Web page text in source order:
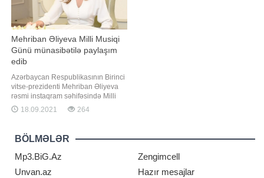
Mehriban Əliyeva Milli Musiqi
Günü münasibətilə paylaşım
edib
Azərbaycan Respublikasının Birinci
vitse-prezidenti Mehriban Əliyeva
rəsmi instaqram səhifəsində Milli
Musiqi Günü ilə bağlı paylaşım
edib. "Report" xəbər verir ki,
Milli Musiqi Günüdür. Bu gün
doğum günlərini qeyd etdiyimiz
görkəmli Azərbaycan bəstəkarlar
18.09.2021 264
BÖLMƏLƏR
Mp3.BiG.Az
Zengimcell
Unvan.az
Hazır mesajlar